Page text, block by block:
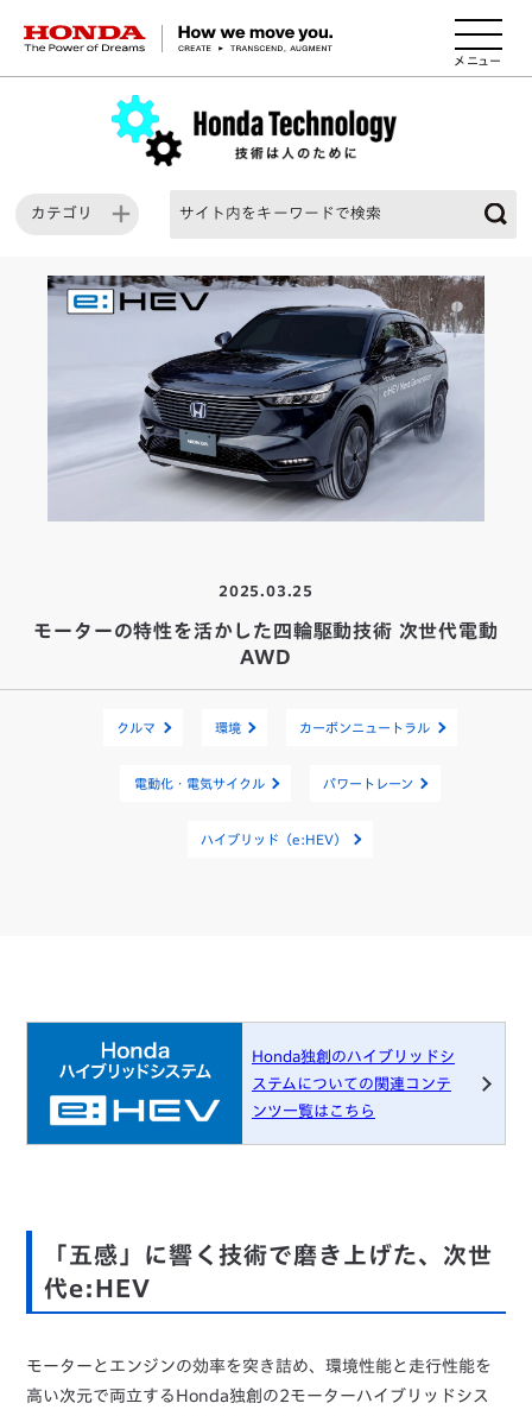
HONDA The Power of Dreams
カテゴリ
2025.03.25
モーターの特性を活かした四輪駆動技術 次世代電動
AWD
クルマ 環境 カーボンニュートラル
電動化・電気サイクル パワートレーン
ハイブリッド（e:HEV）
Honda独創のハイブリッドシ
ステムについての関連コンテ
ンツ一覧はこちら
「五感」に響く技術で磨き上げた、次世
代e:HEV
モーターとエンジンの効率を突き詰め、環境性能と走行性能を
高い次元で両立するHonda独創の2モーターハイブリッドシス